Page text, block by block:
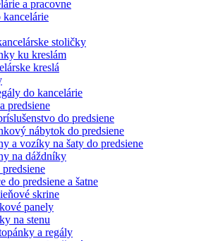
a pracovne
stoličky
ku kreslám
kreslá
do kancelárie
predsiene
do predsiene
nábytok do predsiene
a vozíky na šaty do predsiene
na dáždníky
do predsiene a šatne
skrine
panely
na stenu
a regály